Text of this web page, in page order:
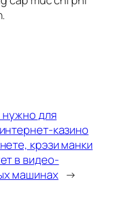
для
казино
крэзи манки
в видео-
машинах →